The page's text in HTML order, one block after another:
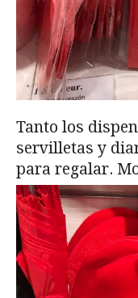
Tanto los
servilletas y
para regalar.